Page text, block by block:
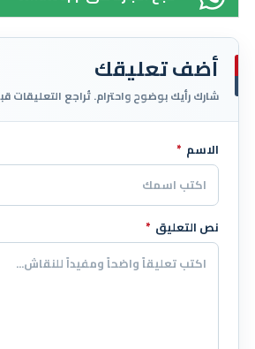
أضف تعليقك
شارك رأيك بوضوح واحترام. تُراجع التعليقات
اترك هذا الحقل فارغاً
الاسم *
نص التعليق *